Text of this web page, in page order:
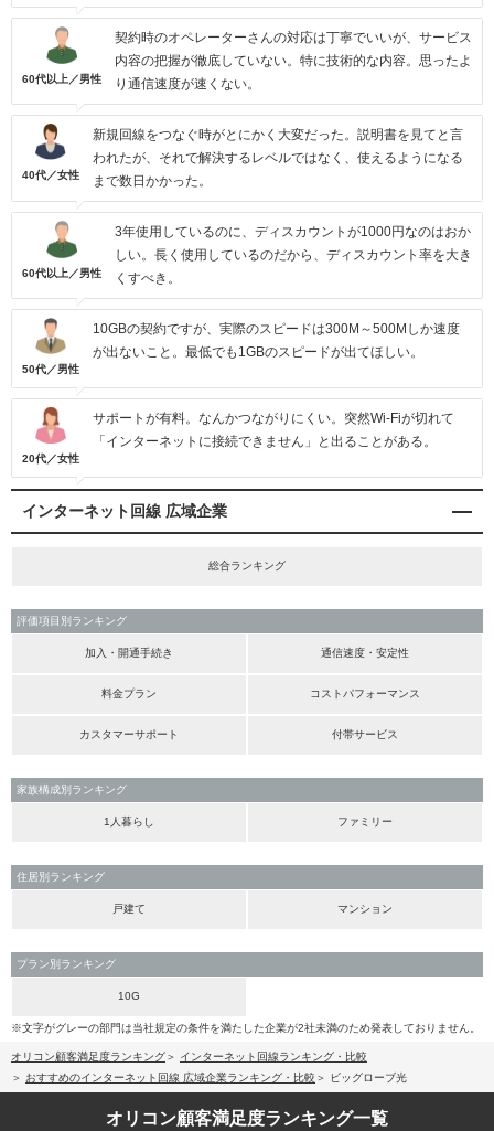
60代以上／男性
契約時のオペレーターさんの対応は丁寧でいいが、サービス
内容の把握が徹底していない。特に技術的な内容。思ったよ
り通信速度が速くない。
40代／女性
新規回線をつなぐ時がとにかく大変だった。説明書を見てと言
われたが、それで解決するレベルではなく、使えるようになる
まで数日かかった。
60代以上／男性
3年使用しているのに、ディスカウントが1000円なのはおか
しい。長く使用しているのだから、ディスカウント率を大き
くすべき。
50代／男性
10GBの契約ですが、実際のスピードは300M～500Mしか速度
が出ないこと。最低でも1GBのスピードが出てほしい。
20代／女性
サポートが有料。なんかつながりにくい。突然Wi-Fiが切れて
「インターネットに接続できません」と出ることがある。
インターネット回線 広域企業
総合ランキング
評価項目別ランキング
加入・開通手続き 通信速度・安定性
料金プラン コストパフォーマンス
カスタマーサポート 付帯サービス
家族構成別ランキング
1人暮らし ファミリー
住居別ランキング
戸建て マンション
プラン別ランキング
10G
※文字がグレーの部門は当社規定の条件を満たした企業が2社未満のため発表しておりません。
オリコン顧客満足度ランキング
インターネット回線ランキング・比較
おすすめのインターネット回線 広域企業ランキング・比較
ビッグローブ光
オリコン顧客満足度ランキング一覧